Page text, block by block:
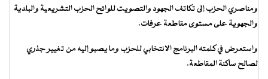
ومناصري الحزب إلى تكاتف الجهود والتصويت للوائح الحزب التشريعية والبلدية
والجهوية على مستوى مقاطعة عرفات.
واستعرض في كلمته البرنامج الانتخابي للحزب وما يصبو إليه من تغيير جذري
لصالح ساكنة المقاطعة.